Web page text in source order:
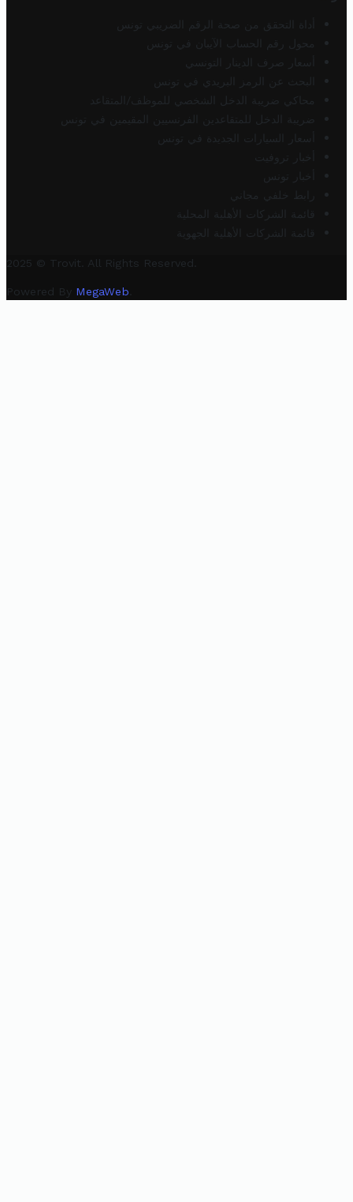
أداة التحقق من صحة الرقم الضريبي تونس
محول رقم الحساب الآيبان في تونس
أسعار صرف الدينار التونسي
البحث عن الرمز البريدي في تونس
محاكي ضريبة الدخل الشخصي للموظف/المتقاعد
ضريبة الدخل للمتقاعدين الفرنسيين المقيمين في تونس
أسعار السيارات الجديدة في تونس
أخبار تروفيت
أخبار تونس
رابط خلفي مجاني
قائمة الشركات الأهلية المحلية
قائمة الشركات الأهلية الجهوية
2025 © Trovit. All Rights Reserved.
Powered By MegaWeb